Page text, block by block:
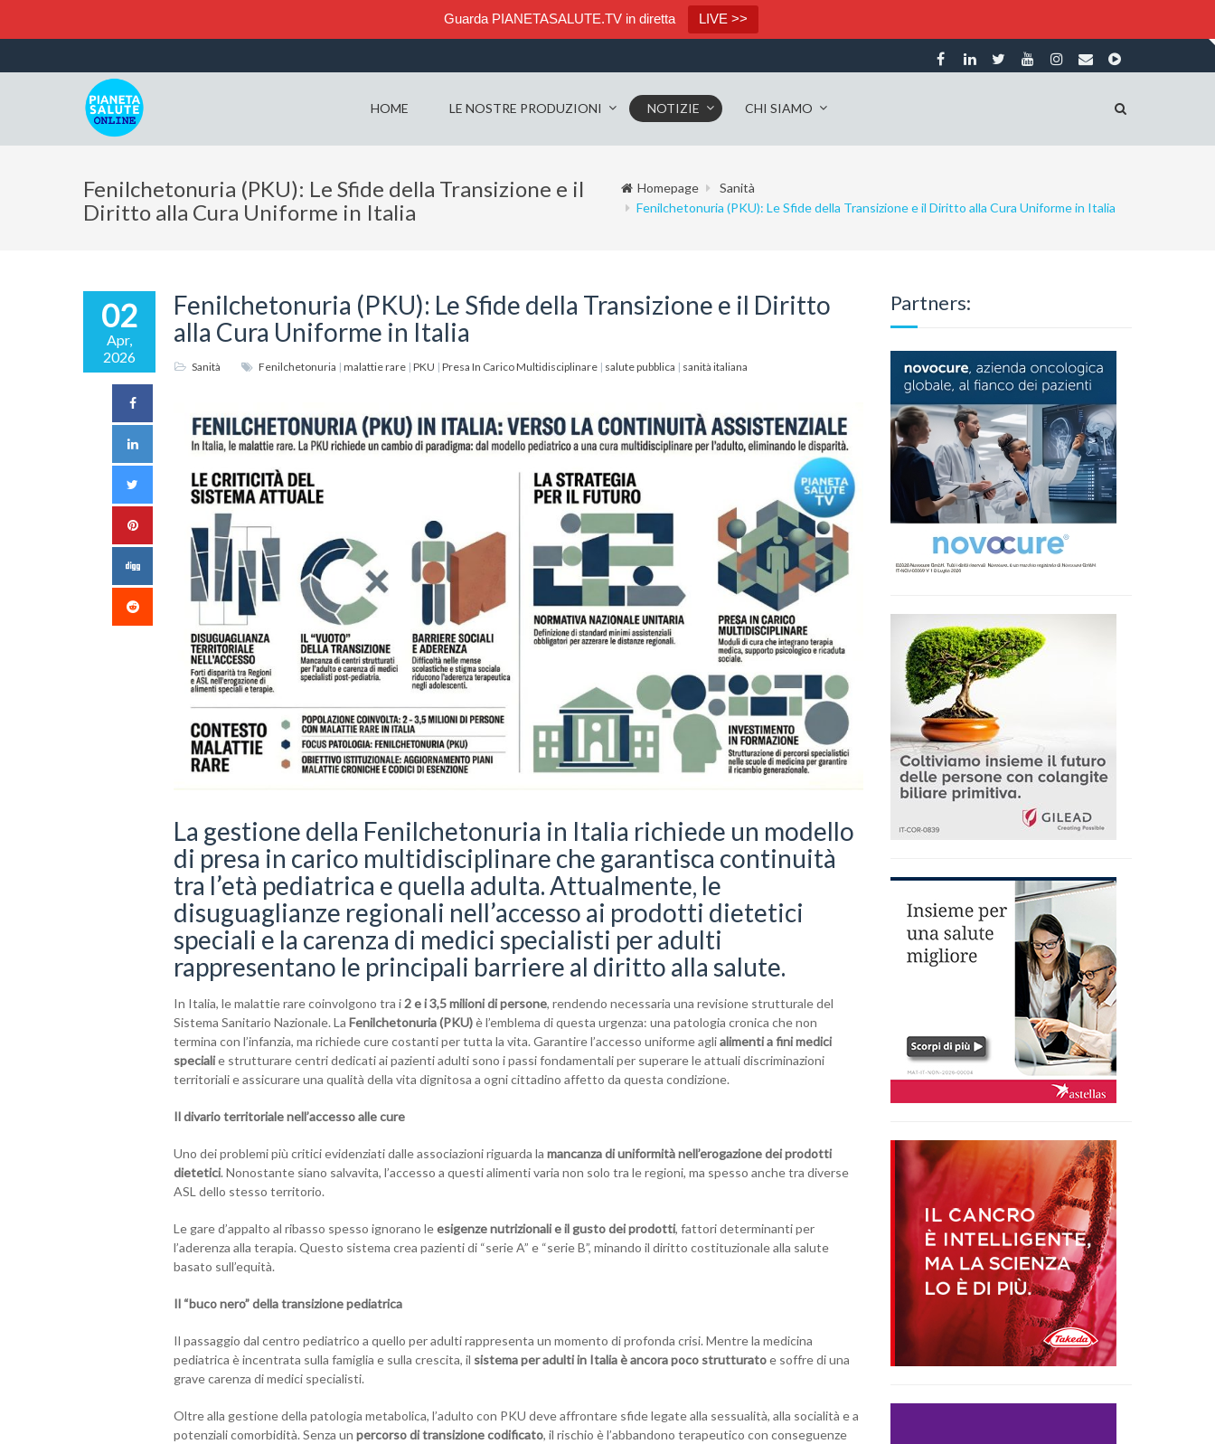
Guarda PIANETASALUTE.TV in diretta LIVE >>
HOME LE NOSTRE PRODUZIONI NOTIZIE CHI SIAMO
Fenilchetonuria (PKU): Le Sfide della Transizione e il
Diritto alla Cura Uniforme in Italia
Homepage
Sanità
Fenilchetonuria (PKU): Le Sfide della Transizione e il Diritto alla Cura Uniforme in Italia
02
Apr,
2026
Fenilchetonuria (PKU): Le Sfide della Transizione e il Diritto
alla Cura Uniforme in Italia
Sanità Fenilchetonuria | malattie rare | PKU | Presa In Carico Multidisciplinare | salute pubblica | sanità italiana
La gestione della Fenilchetonuria in Italia richiede un modello
di presa in carico multidisciplinare che garantisca continuità
tra l’età pediatrica e quella adulta. Attualmente, le
disuguaglianze regionali nell’accesso ai prodotti dietetici
speciali e la carenza di medici specialisti per adulti
rappresentano le principali barriere al diritto alla salute.
In Italia, le malattie rare coinvolgono tra i 2 e i 3,5 milioni di persone, rendendo necessaria una revisione strutturale del
Sistema Sanitario Nazionale. La Fenilchetonuria (PKU)è l’emblema di questa urgenza: una patologia cronica che non
termina con l’infanzia, ma richiede cure costanti per tutta la vita. Garantire l’accesso uniforme aglialimenti a fini medici
specialie strutturare centri dedicati ai pazienti adulti sono i passi fondamentali per superare le attuali discriminazioni
territoriali e assicurare una qualità della vita dignitosa a ogni cittadino affetto da questa condizione.
Il divario territoriale nell’accesso alle cure
Uno dei problemi più critici evidenziati dalle associazioni riguarda la mancanza di uniformità nell’erogazione dei prodotti
dietetici. Nonostante siano salvavita, l’accesso a questi alimenti varia non solo tra le regioni, ma spesso anche tra diverse
ASL dello stesso territorio.
Le gare d’appalto al ribasso spesso ignorano leesigenze nutrizionali e il gusto dei prodotti, fattori determinanti per
l’aderenza alla terapia. Questo sistema crea pazienti di “serie A” e “serie B”, minando il diritto costituzionale alla salute
basato sull’equità.
Il “buco nero” della transizione pediatrica
Il passaggio dal centro pediatrico a quello per adulti rappresenta un momento di profonda crisi. Mentre la medicina
pediatrica è incentrata sulla famiglia e sulla crescita, il sistema per adulti in Italia è ancora poco strutturatoe soffre di una
grave carenza di medici specialisti.
Oltre alla gestione della patologia metabolica, l’adulto con PKU deve affrontare sfide legate alla sessualità, alla socialità e a
potenziali comorbidità. Senza un percorso di transizione codificato, il rischio è l’abbandono terapeutico con conseguenze
Partners: